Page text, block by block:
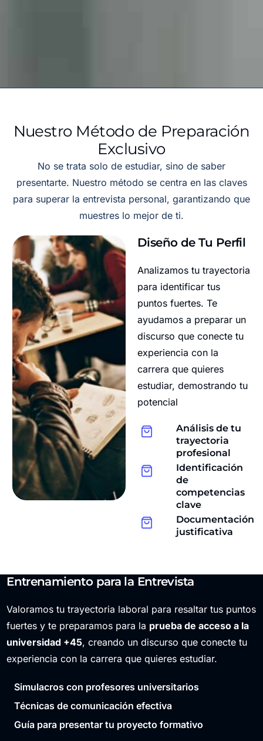
Nuestro Método de Preparación
Exclusivo
No se trata solo de estudiar, sino de saber
presentarte. Nuestro método se centra en las claves
para superar la entrevista personal, garantizando que
muestres lo mejor de ti.
Diseño de Tu Perfil
Analizamos tu trayectoria
para identificar tus
puntos fuertes. Te
ayudamos a preparar un
discurso que conecte tu
experiencia con la
carrera que quieres
estudiar, demostrando tu
potencial
Análisis de tu
trayectoria
profesional
Identificación
de
competencias
clave
Documentación
justificativa
Entrenamiento para la Entrevista
Valoramos tu trayectoria laboral para resaltar tus puntos
fuertes y te preparamos para la prueba de acceso a la
universidad +45, creando un discurso que conecte tu
experiencia con la carrera que quieres estudiar.
Simulacros con profesores universitarios
Técnicas de comunicación efectiva
Guía para presentar tu proyecto formativo